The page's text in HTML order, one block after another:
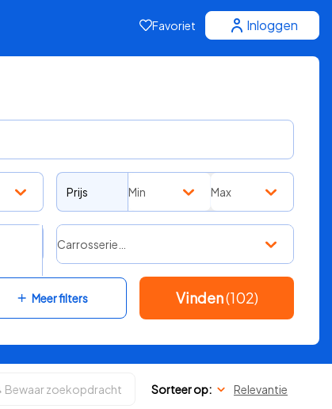
Favoriet Inloggen
Prijs Min Max
Carrosserie…
Meer filters Vinden(102)
Bewaar zoekopdracht Sorteer op: Relevantie